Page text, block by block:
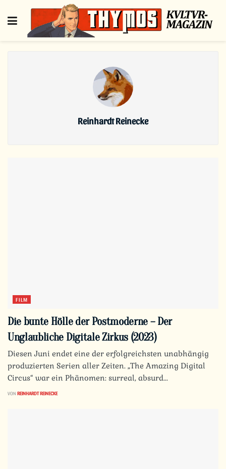
Reinhardt Reinecke
FILM
Die bunte Hölle der Postmoderne – Der
Unglaubliche Digitale Zirkus (2023)
Diesen Juni endet eine der erfolgreichsten unabhängig
produzierten Serien aller Zeiten. „The Amazing Digital
Circus“ war ein Phänomen: surreal, absurd...
VON REINHARDT REINECKE